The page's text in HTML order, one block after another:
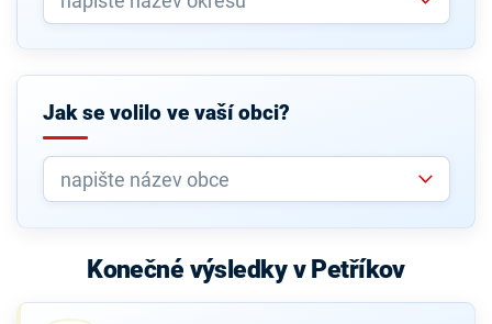
Jak se volilo ve vaší obci?
Konečné výsledky v Petříkov